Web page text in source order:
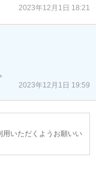
2023年12月1日 18:21
2023年12月1日 19:59
用いただくようお願いい